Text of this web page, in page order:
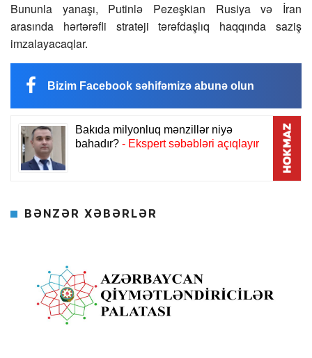
Bununla yanaşı, Putinlə Pezeşkian Rusiya və İran
arasında hərtərəfli strateji tərəfdaşlıq haqqında saziş
imzalayacaqlar.
Bizim Facebook səhifəmizə abunə olun
BƏNZƏR XƏBƏRLƏR